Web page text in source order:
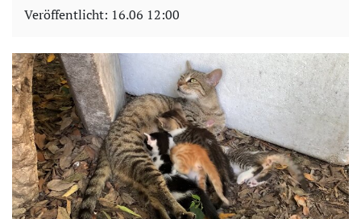
Veröffentlicht: 16.06 12:00